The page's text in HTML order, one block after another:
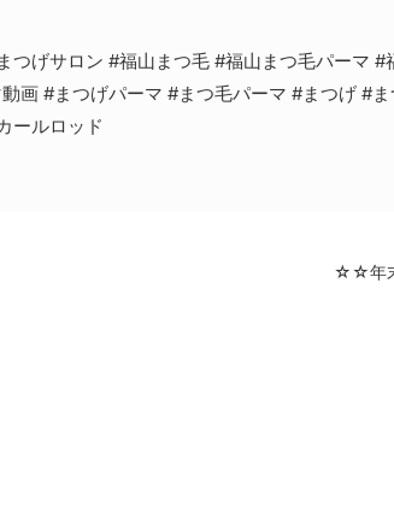
げサロン #福山まつ毛 #福山まつ毛パーマ #
画 #まつげパーマ #まつ毛パーマ #まつげ #
ールロッド
☆☆年